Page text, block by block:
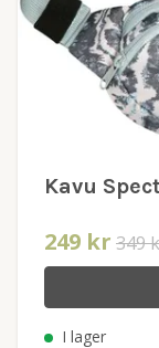
Kavu
249 kr 349
I lager